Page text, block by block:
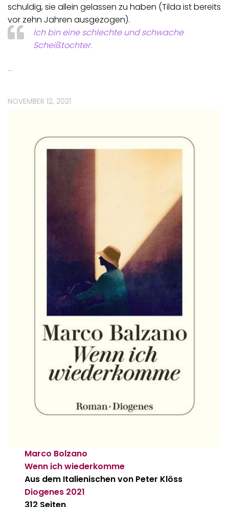
schuldig, sie allein gelassen zu haben (Tilda ist bereits
vor zehn Jahren ausgezogen).
Ich bin eine schlechte und schwache
Scheißtochter.
…
NOVEMBER 12, 2021
Marco Bolzano
Wenn ich wiederkomme
Aus dem Italienischen von Peter Klöss
Diogenes 2021
312 Seiten